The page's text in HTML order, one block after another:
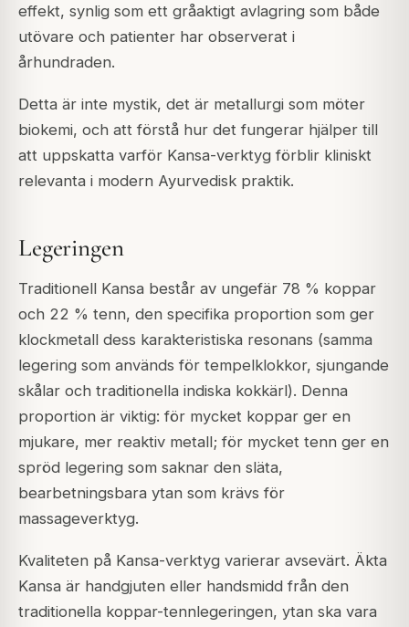
effekt, synlig som ett gråaktigt avlagring som både
utövare och patienter har observerat i
århundraden.
Detta är inte mystik, det är metallurgi som möter
biokemi, och att förstå hur det fungerar hjälper till
att uppskatta varför Kansa-verktyg förblir kliniskt
relevanta i modern Ayurvedisk praktik.
Legeringen
Traditionell Kansa består av ungefär 78 % koppar
och 22 % tenn, den specifika proportion som ger
klockmetall dess karakteristiska resonans (samma
legering som används för tempelklokkor, sjungande
skålar och traditionella indiska kokkärl). Denna
proportion är viktig: för mycket koppar ger en
mjukare, mer reaktiv metall; för mycket tenn ger en
spröd legering som saknar den släta,
bearbetningsbara ytan som krävs för
massageverktyg.
Kvaliteten på Kansa-verktyg varierar avsevärt. Äkta
Kansa är handgjuten eller handsmidd från den
traditionella koppar-tennlegeringen, ytan ska vara